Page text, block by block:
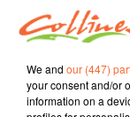
JOURNAL DU
L'info près de
We and our (447)
your consent and/or
information on a